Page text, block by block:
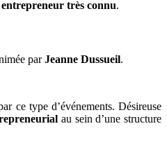
entrepreneur très connu.
parJeanne Dussueil.
ce type d’événements. Désireuse
au sein d’une structure